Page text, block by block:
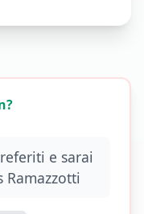
e sarai
Ramazzotti